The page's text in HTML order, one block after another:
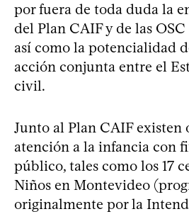
por fuera de toda duda la
del Plan CAIF y de las
así como la potencialidad
acción conjunta entre el
civil.
Junto al Plan CAIF existen
atención a la infancia con
público, tales como los 17
Niños en Montevideo
originalmente por la